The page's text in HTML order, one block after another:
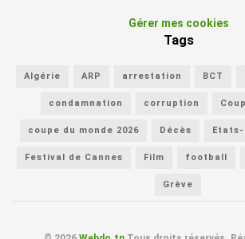
Gérer mes cookies
Tags
Algérie ARP arrestation BCT
condamnation corruption
coupe du monde 2026 Décès Etats-
Festival de Cannes Film football
Grève